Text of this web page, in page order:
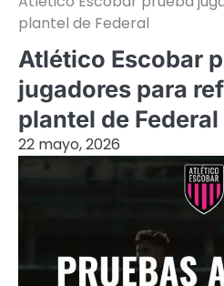
plantel de Federal
Atlético Escobar
jugadores para
plantel de Federal
22 mayo, 2026